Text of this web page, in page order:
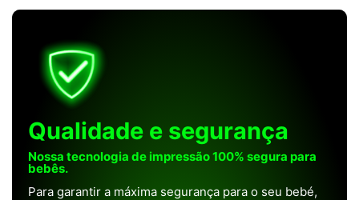
Qualidade e segurança
Nossa tecnologia de impressão 100% segura para
bebês.
Para garantir a máxima segurança para o seu bebé,